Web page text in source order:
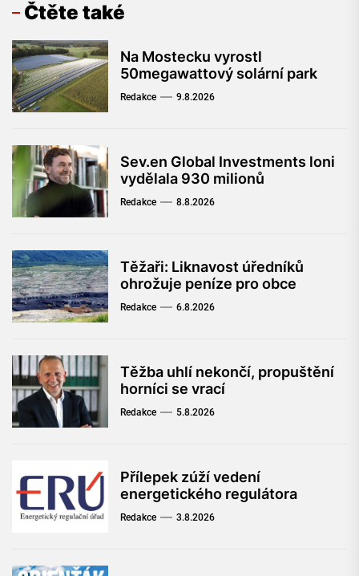
Čtěte také
Na Mostecku vyrostl
50megawattový solární park
Redakce 9.8.2026
Sev.en Global Investments loni
vydělala 930 milionů
Redakce 8.8.2026
Těžaři: Liknavost úředníků
ohrožuje peníze pro obce
Redakce 6.8.2026
Těžba uhlí nekončí, propuštění
horníci se vrací
Redakce 5.8.2026
Přílepek zúží vedení
energetického regulátora
Redakce 3.8.2026